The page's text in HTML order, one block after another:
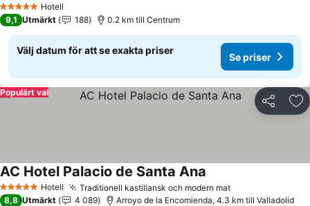
5 Stjärnor Hotell
9,1 Utmärkt 188 0.2 km till Centrum
Välj datum för att se exakta priser
Se priser
Dela
Populärt val
5 Stjärnor Hotell Traditionell kastiliansk och modern mat
AC Hotel Palacio de Santa Ana
8,8 Utmärkt 4 089 Arroyo de la Encomienda, 4.3 km till Valladolid